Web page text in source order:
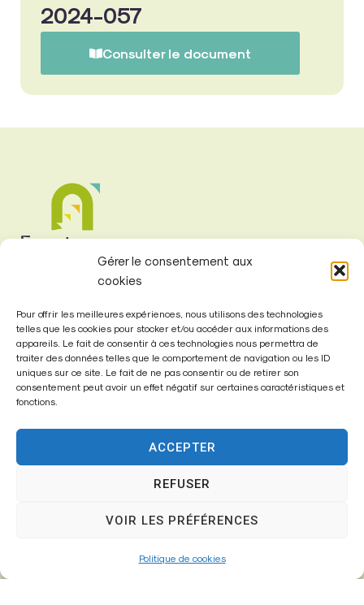
Gérer le consentement aux
cookies
Pour offrir les meilleures expériences, nous utilisons des technologies
telles que les cookies pour stocker et/ou accéder aux informations des
appareils. Le fait de consentir à ces technologies nous permettra de
traiter des données telles que le comportement de navigation ou les ID
uniques sur ce site. Le fait de ne pas consentir ou de retirer son
consentement peut avoir un effet négatif sur certaines caractéristiques et
fonctions.
ACCEPTER
REFUSER
VOIR LES PRÉFÉRENCES
Politique de cookies
2024-057
Consulter le document
Mairie de
Fontenay-Trésigny
77610 – Fontenay-Trésigny
01 64 25 90 67